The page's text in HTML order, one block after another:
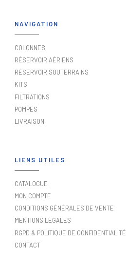
NAVIGATION
COLONNES
RÉSERVOIR AÉRIENS
RÉSERVOIR SOUTERRAINS
KITS
FILTRATIONS
POMPES
LIVRAISON
LIENS UTILES
CATALOGUE
MON COMPTE
CONDITIONS GÉNÉRALES DE VENTE
MENTIONS LÉGALES
RGPD & POLITIQUE DE CONFIDENTIALITÉ
CONTACT